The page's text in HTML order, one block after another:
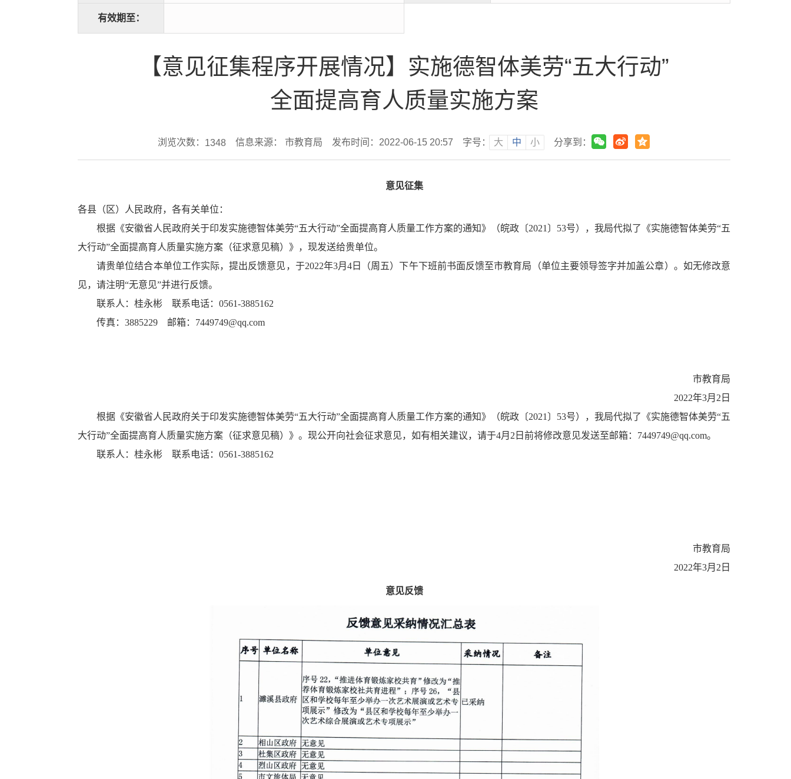
有效期至：
【意见征集程序开展情况】实施德智体美劳“五大行动”
全面提高育人质量实施方案
浏览次数： 1348 信息来源： 市教育局 发布时间：2022-06-15 20:57 字号： 大 中 小 分享到：
意见征集
各县（区）人民政府，各有关单位：
根据《安徽省人民政府关于印发实施德智体美劳“五大行动”全面提高育人质量工作方案的通知》（皖政〔2021〕53号），我局代拟了《实施德智体美劳“五
大行动”全面提高育人质量实施方案（征求意见稿）》，现发送给贵单位。
请贵单位结合本单位工作实际，提出反馈意见，于2022年3月4日（周五）下午下班前书面反馈至市教育局（单位主要领导签字并加盖公章）。如无修改意
见，请注明“无意见”并进行反馈。
联系人：桂永彬 联系电话：0561-3885162
传真：3885229 邮箱：7449749@qq.com
市教育局
2022年3月2日
根据《安徽省人民政府关于印发实施德智体美劳“五大行动”全面提高育人质量工作方案的通知》（皖政〔2021〕53号），我局代拟了《实施德智体美劳“五
大行动”全面提高育人质量实施方案（征求意见稿）》 。 现公开向社会征求意见，如有相关建议，请于4月2日前将修改意见发送至邮箱：7449749@qq.com。
联系人：桂永彬 联系电话：0561-3885162
市教育局
2022年3月2日
意见反馈